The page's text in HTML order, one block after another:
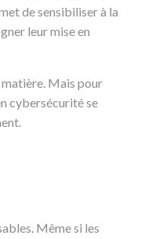
de sensibiliser à la
leur mise en
matière. Mais pour
cybersécurité se
Même si les